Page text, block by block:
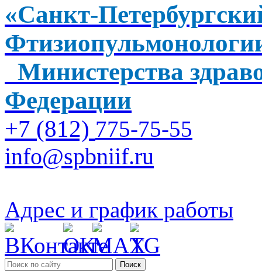
«Санкт-
Министерства
Федерации
+7 (812) 775-75-55
info@spbniif.ru
Адрес и график работы
Поиск